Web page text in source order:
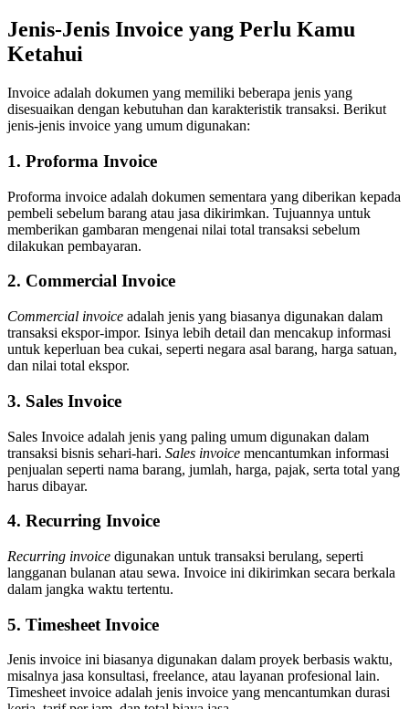
Jenis-Jenis Invoice yang Perlu Kamu
Ketahui
Invoice adalah dokumen yang memiliki beberapa jenis yang
disesuaikan dengan kebutuhan dan karakteristik transaksi. Berikut
jenis-jenis invoice yang umum digunakan:
1. Proforma Invoice
Proforma invoice adalah dokumen sementara yang diberikan kepada
pembeli sebelum barang atau jasa dikirimkan. Tujuannya untuk
memberikan gambaran mengenai nilai total transaksi sebelum
dilakukan pembayaran.
2. Commercial Invoice
Commercial invoice adalah jenis yang biasanya digunakan dalam
transaksi ekspor-impor. Isinya lebih detail dan mencakup informasi
untuk keperluan bea cukai, seperti negara asal barang, harga satuan,
dan nilai total ekspor.
3. Sales Invoice
Sales Invoice adalah jenis yang paling umum digunakan dalam
transaksi bisnis sehari-hari. Sales invoice mencantumkan informasi
penjualan seperti nama barang, jumlah, harga, pajak, serta total yang
harus dibayar.
4. Recurring Invoice
Recurring invoice digunakan untuk transaksi berulang, seperti
langganan bulanan atau sewa. Invoice ini dikirimkan secara berkala
dalam jangka waktu tertentu.
5. Timesheet Invoice
Jenis invoice ini biasanya digunakan dalam proyek berbasis waktu,
misalnya jasa konsultasi, freelance, atau layanan profesional lain.
Timesheet invoice adalah jenis invoice yang mencantumkan durasi